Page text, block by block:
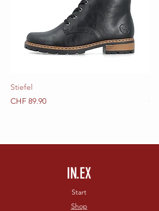
Stiefel
Preis
CHF 89.90
IN.EX
Start
Shop